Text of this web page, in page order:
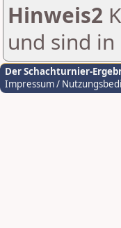
Hinweis2
und sind
Der Schachturnier-
Impressum /